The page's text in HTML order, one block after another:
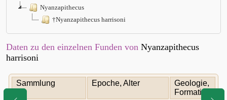
Nyanzapithecus
†Nyanzapithecus harrisoni
Daten zu den einzelnen Funden von Nyanzapithecus
harrisoni
Sammlung Epoche, Alter
Geologie,
Formation